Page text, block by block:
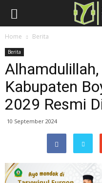
Home Berita
Berita
Kabupaten
2029 Resmi
10 September 2024